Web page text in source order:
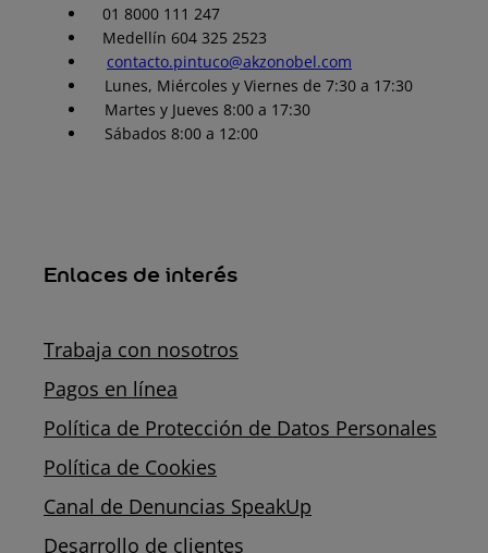
01 8000 111 247
Medellín 604 325 2523
contacto.pintuco@akzonobel.com
Lunes, Miércoles y Viernes de 7:30 a 17:30
Martes y Jueves 8:00 a 17:30
Sábados 8:00 a 12:00
Enlaces de interés
Trabaja con nosotros
Pagos en línea
Política de Protección de Datos Personales
Política de Cookies
Canal de Denuncias SpeakUp
Desarrollo de clientes